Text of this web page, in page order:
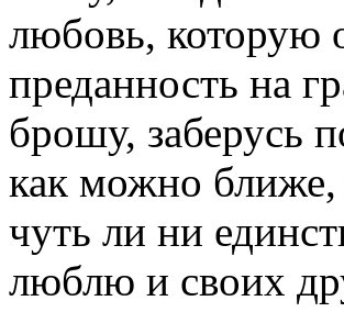
любовь, которую
преданность на
брошу, заберусь
как можно
чуть ли ни
люблю и своих